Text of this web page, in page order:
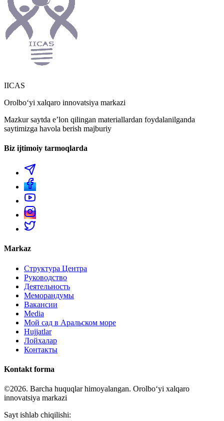
IICAS
Orolboʻyi xalqaro innovatsiya markazi
Mazkur saytda eʼlon qilingan materiallardan foydalanilganda
saytimizga havola berish majburiy
Biz ijtimoiy tarmoqlarda
Markaz
Структура Центра
Руководство
Деятельность
Меморандумы
Вакансии
Media
Мой сад в Аральском море
Hujjatlar
Лойхалар
Контакты
Kontakt forma
©2026. Barcha huquqlar himoyalangan. Orolboʻyi xalqaro
innovatsiya markazi
Sayt ishlab chiqilishi: